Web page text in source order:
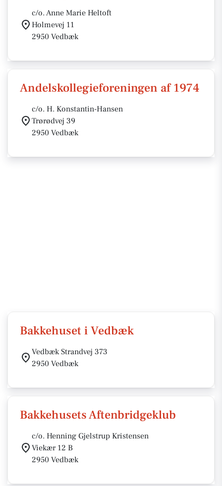
c/o. Anne Marie Heltoft
Holmevej 11
2950 Vedbæk
Andelskollegieforeningen af 1974
c/o. H. Konstantin-Hansen
Trørødvej 39
2950 Vedbæk
Bakkehuset i Vedbæk
Vedbæk Strandvej 373
2950 Vedbæk
Bakkehusets Aftenbridgeklub
c/o. Henning Gjelstrup Kristensen
Viekær 12 B
2950 Vedbæk